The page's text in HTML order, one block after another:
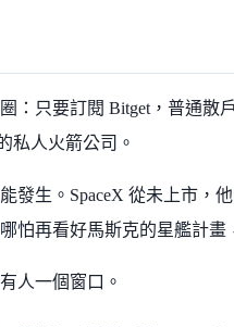
：只要訂閱 Bitget，普通散
私人火箭公司。
發生。SpaceX 從未上市，
怕再看好馬斯克的星艦計畫
人一個窗口。